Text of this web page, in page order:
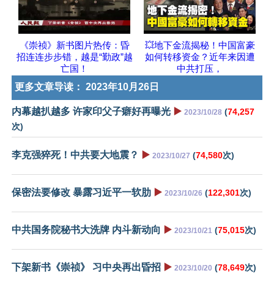
《崇祯》新书图片热传：昏
招连连步步错，越是“勤政”越
亡国！
💥地下金流揭秘！中国富豪
如何转移资金？近年来因遭
中共打压，
更多文章导读： 2023年10月26日
内幕越扒越多 许家印父子癖好再曝光 ▶️ 2023/10/28 (74,257
次)
李克强猝死！中共要大地震？ ▶️ 2023/10/27 (74,580次)
保密法要修改 暴露习近平一软肋 ▶️ 2023/10/26 (122,301次)
中共国务院秘书大洗牌 内斗新动向 ▶️ 2023/10/21 (75,015次)
下架新书《崇祯》 习中央再出昏招 ▶️ 2023/10/20 (78,649次)